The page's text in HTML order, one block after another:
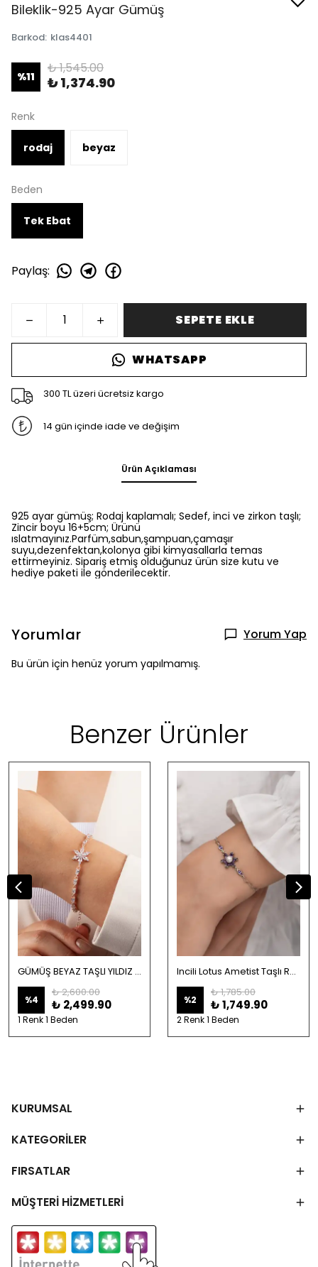
Bileklik-925 Ayar Gümüş
Barkod: klas4401
%11
₺ 1,545.00
₺ 1,374.90
Renk
rodaj beyaz
Beden
Tek Ebat
Paylaş:
SEPETE EKLE
WHATSAPP
300 TL üzeri ücretsiz kargo
14 gün içinde iade ve değişim
Ürün Açıklaması
925 ayar gümüş; Rodaj kaplamalı; Sedef, inci ve zirkon taşlı;
Zincir boyu 16+5cm; Ürünü
ıslatmayınız.Parfüm,sabun,şampuan,çamaşır
suyu,dezenfektan,kolonya gibi kimyasallarla temas
ettirmeyiniz. Sipariş etmiş olduğunuz ürün size kutu ve
hediye paketi ile gönderilecektir.
Yorumlar Yorum Yap
Bu ürün için henüz yorum yapılmamış.
Benzer Ürünler
GÜMÜŞ BEYAZ TAŞLI YILDIZ ÇİÇEĞİ ROSE BİLEKLİK
%4
₺ 2,600.00
₺ 2,499.90
1 Renk 1 Beden
Incili Lotus Ametist Taşlı Rodaj Bileklik-925 Ayar Gümüş
%2
₺ 1,785.00
₺ 1,749.90
2 Renk 1 Beden
KURUMSAL
KATEGORİLER
FIRSATLAR
MÜŞTERİ HİZMETLERİ